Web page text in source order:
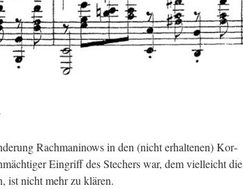
Rach­ma­ni­nows in den (nicht er­hal­te­nen) Kor­
Ein­griff des Ste­chers war, dem viel­leicht die
ist nicht mehr zu klä­ren.